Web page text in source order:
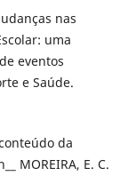
nas
uma
eventos
e Saúde.
da
MOREIRA, E. C.